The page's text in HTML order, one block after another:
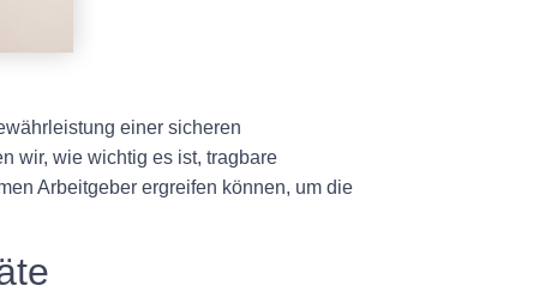
einer sicheren
wir, wie wichtig es ist, tragbare
Arbeitgeber ergreifen können, um die